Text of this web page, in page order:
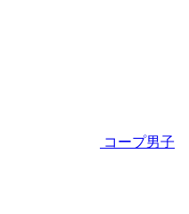
コープ男子